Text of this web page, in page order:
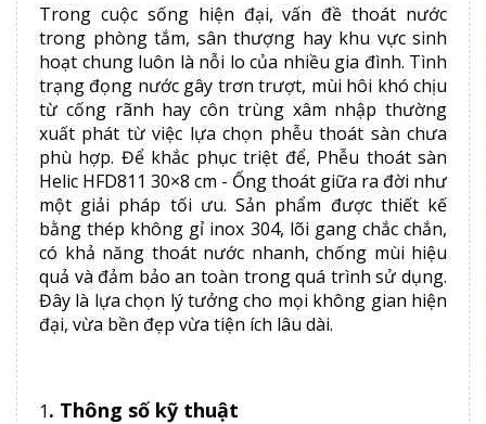
Trong cuộc sống hiện đại, vấn đề thoát nước
trong phòng tắm, sân thượng hay khu vực sinh
hoạt chung luôn là nỗi lo của nhiều gia đình. Tình
trạng đọng nước gây trơn trượt, mùi hôi khó chịu
từ cống rãnh hay côn trùng xâm nhập thường
xuất phát từ việc lựa chọn phễu thoát sàn chưa
phù hợp. Để khắc phục triệt để, Phễu thoát sàn
Helic HFD811 30×8 cm - Ống thoát giữa ra đời như
một giải pháp tối ưu. Sản phẩm được thiết kế
bằng thép không gỉ inox 304, lõi gang chắc chắn,
có khả năng thoát nước nhanh, chống mùi hiệu
quả và đảm bảo an toàn trong quá trình sử dụng.
Đây là lựa chọn lý tưởng cho mọi không gian hiện
đại, vừa bền đẹp vừa tiện ích lâu dài.
1. Thông số kỹ thuật